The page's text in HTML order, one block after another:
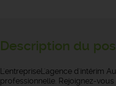
Description du
L'entrepriseL'agence d'intérim
professionnelle. Rejoignez-